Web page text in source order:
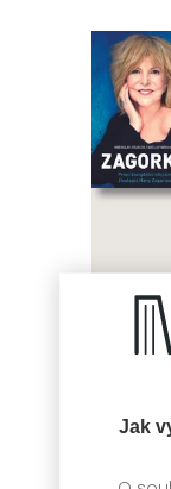
Jak
Zagorka
Miroslav